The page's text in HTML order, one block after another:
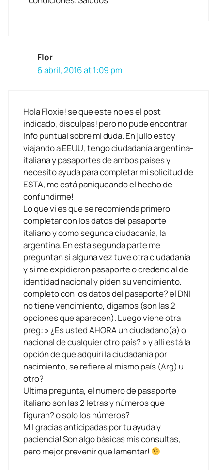
Flor
6 abril, 2016 at 1:09 pm
Hola Floxie! se que este no es el post
indicado, disculpas! pero no pude encontrar
info puntual sobre mi duda. En julio estoy
viajando a EEUU, tengo ciudadanía argentina-
italiana y pasaportes de ambos paises y
necesito ayuda para completar mi solicitud de
ESTA, me está paniqueando el hecho de
confundirme!
Lo que vi es que se recomienda primero
completar con los datos del pasaporte
italiano y como segunda ciudadanía, la
argentina. En esta segunda parte me
preguntan si alguna vez tuve otra ciudadania
y si me expidieron pasaporte o credencial de
identidad nacional y piden su vencimiento,
completo con los datos del pasaporte? el DNI
no tiene vencimiento, digamos (son las 2
opciones que aparecen). Luego viene otra
preg: » ¿Es usted AHORA un ciudadano(a) o
nacional de cualquier otro país? » y alli está la
opción de que adquiri la ciudadania por
nacimiento, se refiere al mismo país (Arg) u
otro?
Ultima pregunta, el numero de pasaporte
italiano son las 2 letras y números que
figuran? o solo los números?
Mil gracias anticipadas por tu ayuda y
paciencia! Son algo básicas mis consultas,
pero mejor prevenir que lamentar!